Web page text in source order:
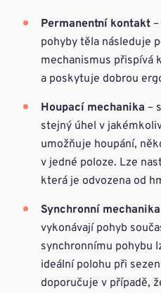
Permanentní kontakt
pohyby těla následuje
mechanismus přispívá
a poskytuje dobrou
Houpací mechanika –
stejný úhel v
umožňuje houpání,
v jedné poloze. Lze
která je odvozena od
Synchronní mechanika
vykonávají pohyb
synchronnímu pohybu
ideální polohu při
doporučuje v případě,